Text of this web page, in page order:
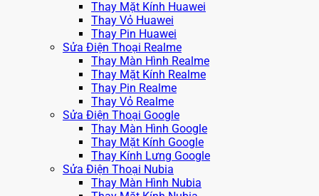
Thay Mặt Kính Huawei
Thay Vỏ Huawei
Thay Pin Huawei
Sửa Điện Thoại Realme
Thay Màn Hình Realme
Thay Mặt Kính Realme
Thay Pin Realme
Thay Vỏ Realme
Sửa Điện Thoại Google
Thay Màn Hình Google
Thay Mặt Kính Google
Thay Kính Lưng Google
Sửa Điện Thoại Nubia
Thay Màn Hình Nubia